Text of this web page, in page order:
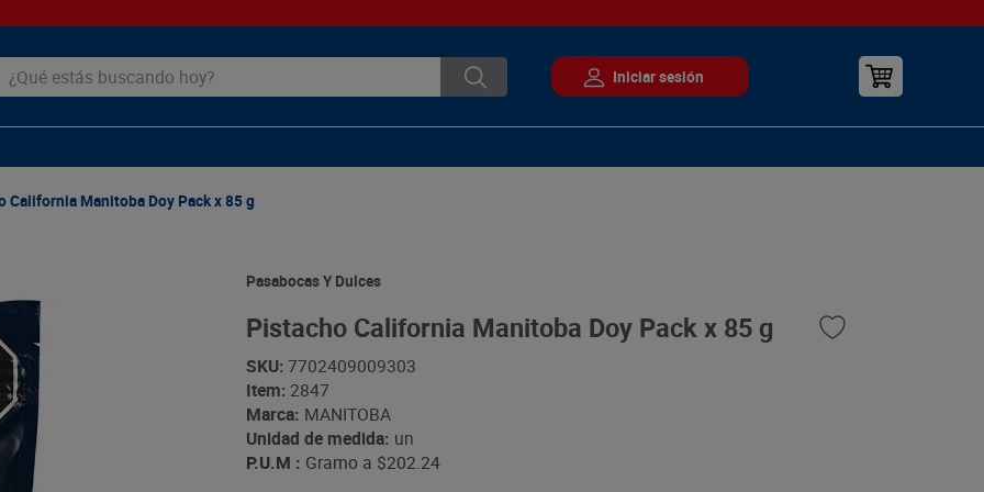
estás buscando hoy?
California Manitoba Doy Pack x 85 g
Pasabocas Y Dulces
Pistacho California Manitoba Doy Pack x 85 g
SKU: 7702409009303
Item: 2847
Marca: MANITOBA
Unidad de medida: un
P.U.M : Gramo a $202.24